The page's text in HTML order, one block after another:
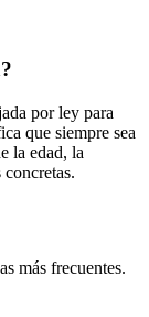
por ley para
que siempre sea
la edad, la
más frecuentes.